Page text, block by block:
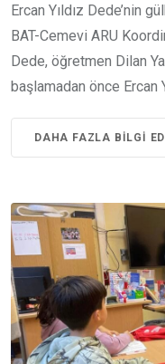
Ercan Yıldız Dede’nin
BAT-Cemevi ARU
Dede, öğretmen Dilan
başlamadan önce Ercan
DAHA FAZLA BILGI